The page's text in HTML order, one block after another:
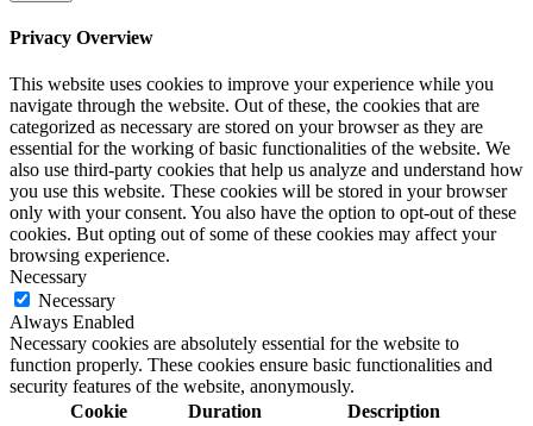
Privacy Overview
This website uses cookies to improve your experience while you
navigate through the website. Out of these, the cookies that are
categorized as necessary are stored on your browser as they are
essential for the working of basic functionalities of the website. We
also use third-party cookies that help us analyze and understand how
you use this website. These cookies will be stored in your browser
only with your consent. You also have the option to opt-out of these
cookies. But opting out of some of these cookies may affect your
browsing experience.
Necessary
Necessary
Always Enabled
Necessary cookies are absolutely essential for the website to
function properly. These cookies ensure basic functionalities and
security features of the website, anonymously.
Cookie
Duration Description